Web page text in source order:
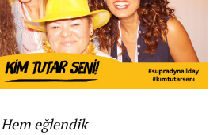
Hem eğlendik